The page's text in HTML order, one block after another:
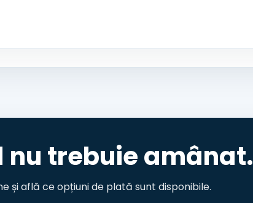
nu trebuie amânat.
și află ce opțiuni de plată sunt disponibile.